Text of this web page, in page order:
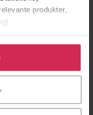
produkter,
samtykke til å
Du kan også
formål ved å klikke
Anna Smith